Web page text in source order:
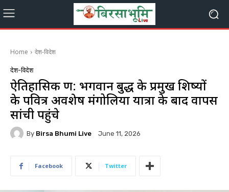
Home देश-विदेश
देश-विदेश
ऐतिहासिक क्षण: भगवान बुद्ध के प्रमुख शिष्यों
के पवित्र अवशेष मंगोलिया यात्रा के बाद वापस
सांची पहुंचे
By Birsa Bhumi Live June 11, 2026
Facebook Twitter